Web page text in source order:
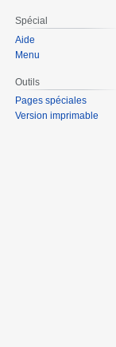
Spécial
Aide
Menu
Outils
Pages spéciales
Version imprimable